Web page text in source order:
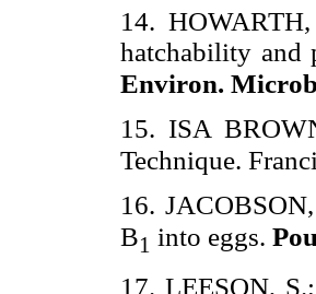
14.
hatchability and
Environ.
15. ISA
Technique.
16.
B1 into eggs.
17. LEESON,